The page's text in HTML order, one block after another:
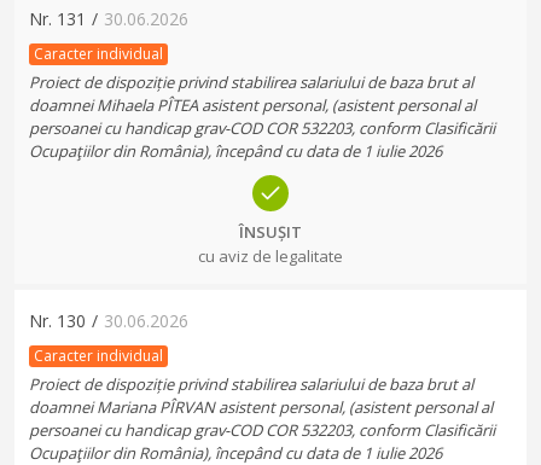
Nr. 131 / 30.06.2026
Caracter individual
Proiect de dispoziție privind stabilirea salariului de baza brut al
doamnei Mihaela PÎTEA asistent personal, (asistent personal al
persoanei cu handicap grav-COD COR 532203, conform Clasificării
Ocupaţiilor din România), începând cu data de 1 iulie 2026
ÎNSUȘIT
cu aviz de legalitate
Nr. 130 / 30.06.2026
Caracter individual
Proiect de dispoziție privind stabilirea salariului de baza brut al
doamnei Mariana PÎRVAN asistent personal, (asistent personal al
persoanei cu handicap grav-COD COR 532203, conform Clasificării
Ocupaţiilor din România), începând cu data de 1 iulie 2026